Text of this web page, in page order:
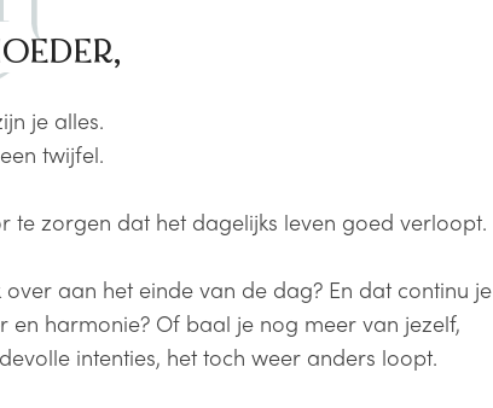
je alles.
twijfel.
te zorgen dat het dagelijks leven goed verloopt.
aan het einde van de dag? En dat continu je
harmonie? Of baal je nog meer van jezelf,
intenties, het toch weer anders loopt.